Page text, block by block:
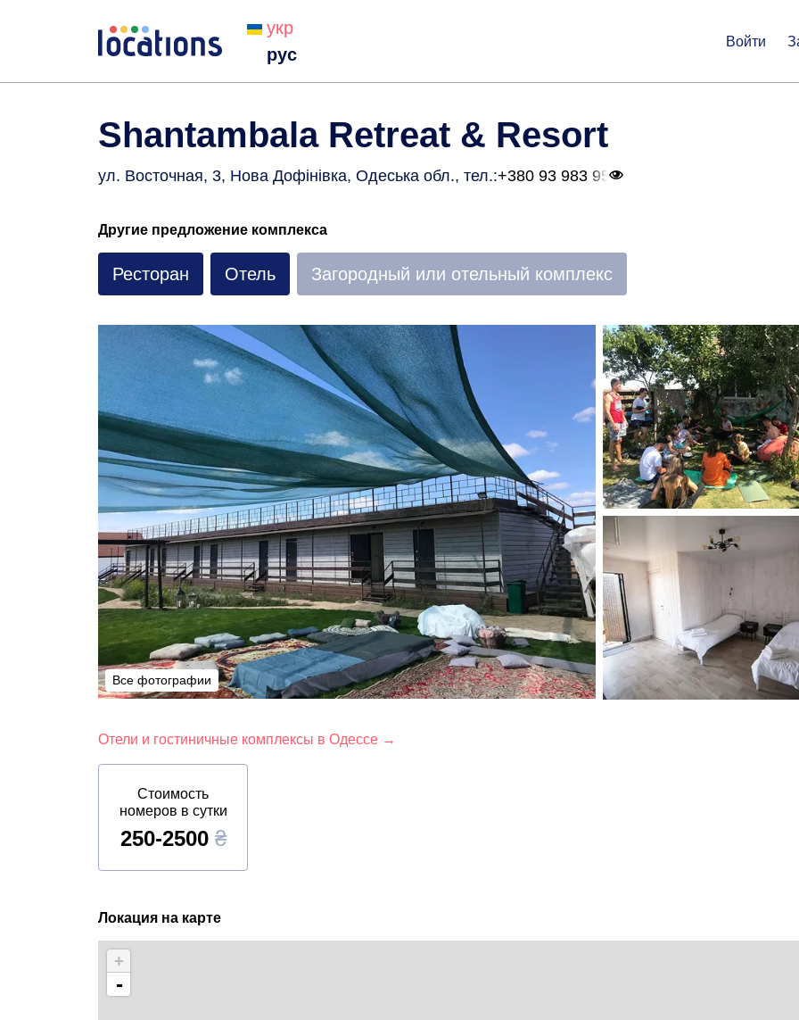
укр
рус
Войти
Shantambala Retreat & Resort
ул. Восточная, 3, Нова Дофінівка, Одеська обл., тел.:+380 93 983 95
Другие предложение комплекса
Ресторан Отель Загородный или отельный комплекс
Все фотографии
Все фотографии
Отели и гостиничные комплексы в Одессе →
Стоимость
номеров в сутки
250-2500₴
Локация на карте
+
-